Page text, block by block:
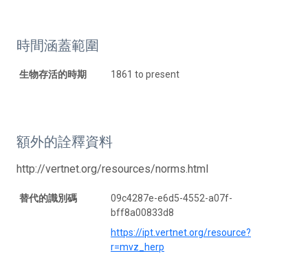
時間涵蓋範圍
生物存活的時期 1861 to present
額外的詮釋資料
http://vertnet.org/resources/norms.html
替代的識別碼
09c4287e-e6d5-4552-a07f-
bff8a00833d8
https://ipt.vertnet.org/resource?
r=mvz_herp